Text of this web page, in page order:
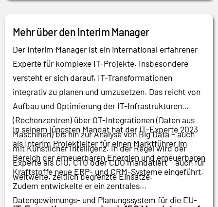
Mehr über den Interim Manager
Der Interim Manager ist ein international erfahrener
Experte für komplexe IT-Projekte. Insbesondere
versteht er sich darauf, IT-Transformationen
integrativ zu planen und umzusetzen. Das reicht von
Aufbau und Optimierung der IT-Infrastrukturen
(Rechenzentren) über OT-Integrationen (Daten aus
Maschinen) bis hin zur Analyse von Big Data – auch
mit Künstlicher Intelligenz. In der Regel wird der
Experte als CIO, CTO oder CDO mandatiert – auch für
weltweite, zeitlich begrenzte Einsätze.
In seinem jüngsten Mandat hat der IT-Experte 2023
als Interim Projektleiter für einen Marktführer im
Bereich der erneuerbaren Energien und erneuerbaren
Kraftstoffe neue ERP- und CRM-Systeme eingeführt.
Zudem entwickelte er ein zentrales
Datengewinnungs- und Planungssystem für die EU-